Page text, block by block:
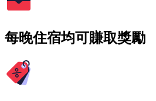
每晚住宿均可賺取獎勵